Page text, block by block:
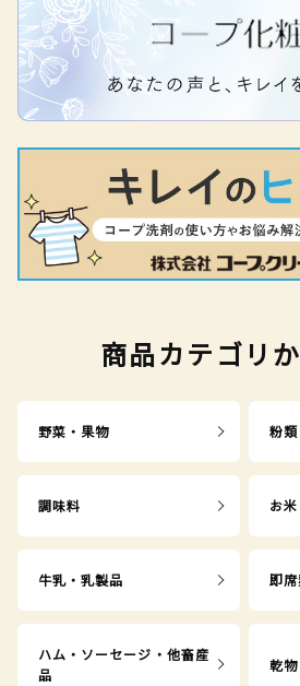
商品カテゴリ
野菜・果物 粉
調味料 お
牛乳・乳製品 即
ハム・ソーセージ・他畜産
品
乾物